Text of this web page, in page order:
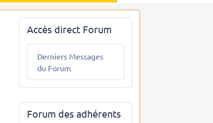
Accès direct Forum
Derniers Messages
du Forum
Forum des adhérents